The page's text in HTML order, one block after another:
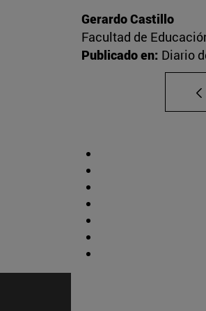
Gerardo Castillo
Facultad de
Publicado en: Diario